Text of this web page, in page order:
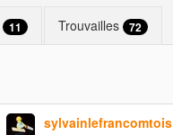
11 Trouvailles 72
sylvainlefrancomtois